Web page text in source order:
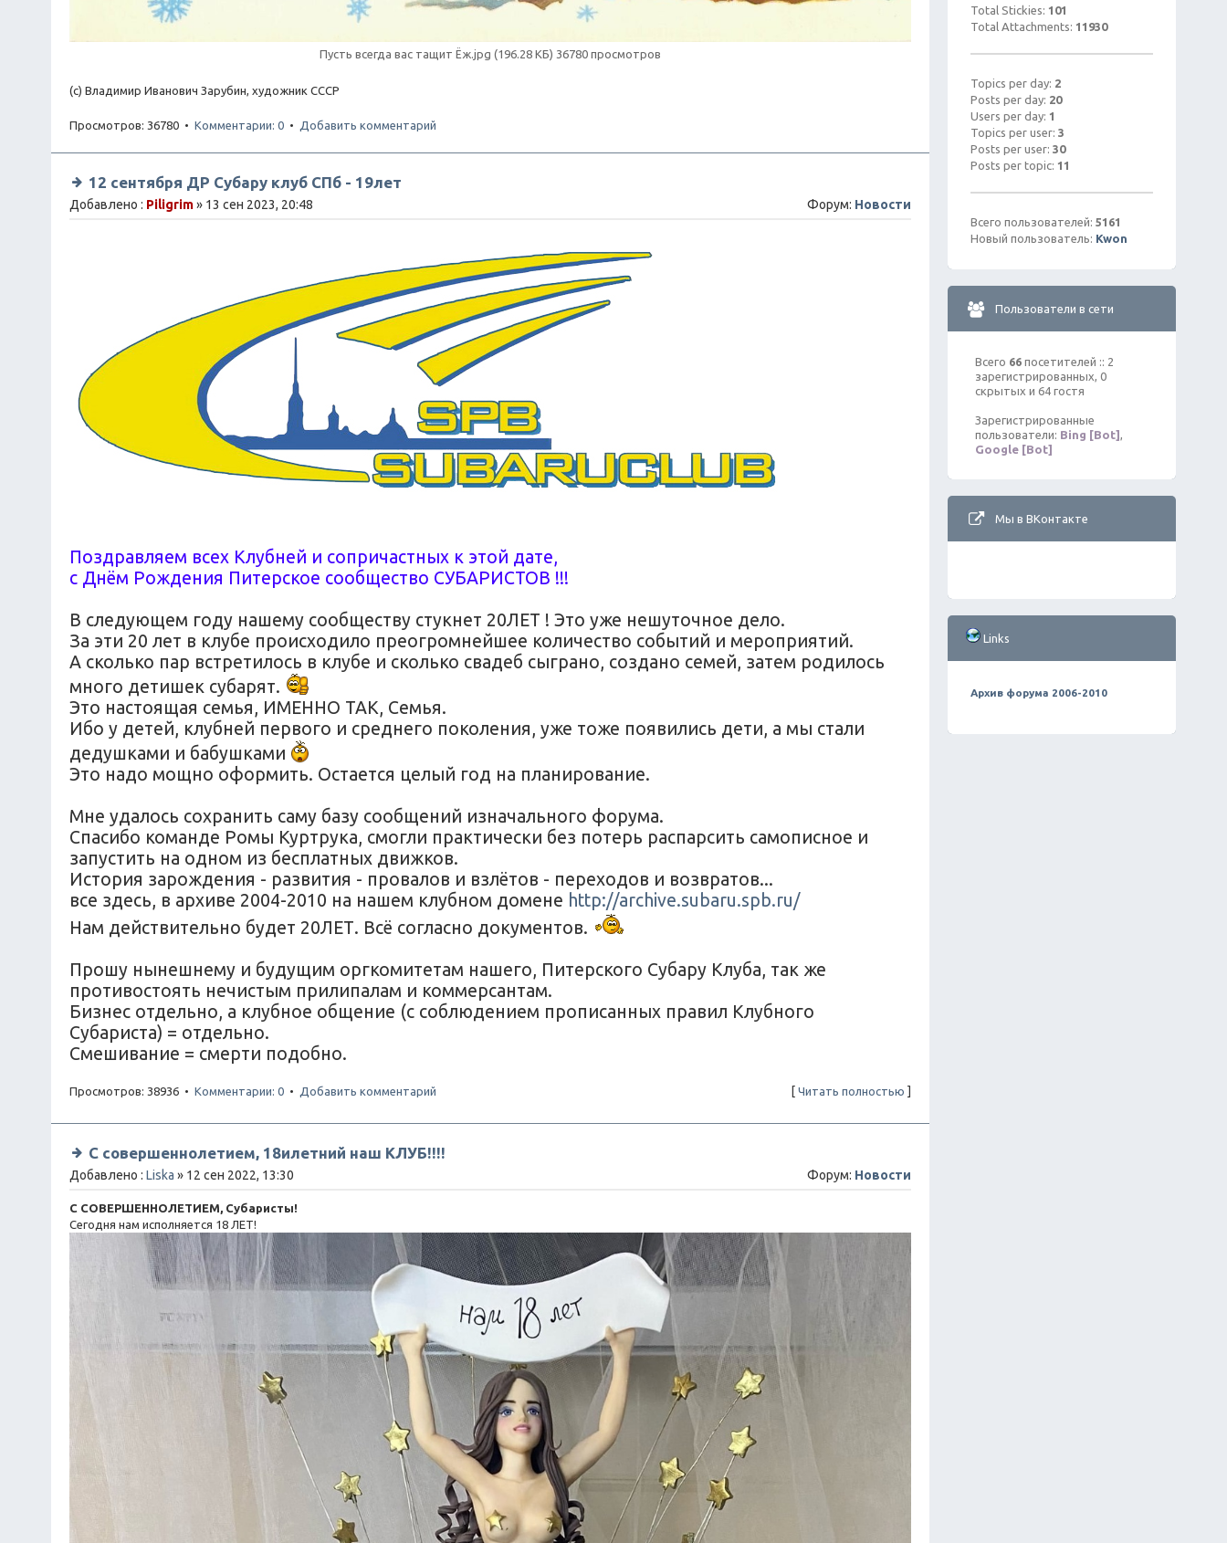
Пусть всегда вас тащит Ёж.jpg (196.28 КБ) 36780 просмотров
(с) Владимир Иванович Зарубин, художник СССР
Просмотров: 36780 • Комментарии: 0 • Добавить комментарий
12 сентября ДР Субару клуб СПб - 19лет
Добавлено : Piligrim» 13 сен 2023, 20:48 Форум: Новости
Поздравляем всех Клубней и сопричастных к этой дате,
с Днём Рождения Питерское сообщество СУБАРИСТОВ !!!
В следующем году нашему сообществу стукнет 20ЛЕТ ! Это уже нешуточное дело.
За эти 20 лет в клубе происходило преогромнейшее количество событий и мероприятий.
А сколько пар встретилось в клубе и сколько свадеб сыграно, создано семей, затем родилось
много детишек субарят.
Это настоящая семья, ИМЕННО ТАК, Семья.
Ибо у детей, клубней первого и среднего поколения, уже тоже появились дети, а мы стали
дедушками и бабушками
Это надо мощно оформить. Остается целый год на планирование.
Мне удалось сохранить саму базу сообщений изначального форума.
Спасибо команде Ромы Куртрука, смогли практически без потерь распарсить самописное и
запустить на одном из бесплатных движков.
История зарождения - развития - провалов и взлётов - переходов и возвратов...
все здесь, в архиве 2004-2010 на нашем клубном домене http://archive.subaru.spb.ru/
Нам действительно будет 20ЛЕТ. Всё согласно документов.
Прошу нынешнему и будущим оргкомитетам нашего, Питерского Субару Клуба, так же
противостоять нечистым прилипалам и коммерсантам.
Бизнес отдельно, а клубное общение (с соблюдением прописанных правил Клубного
Субариста) = отдельно.
Смешивание = смерти подобно.
Просмотров: 38936 • Комментарии: 0 • Добавить комментарий [ Читать полностью ]
С совершеннолетием, 18илетний наш КЛУБ!!!!
Добавлено : Liska » 12 сен 2022, 13:30 Форум: Новости
С СОВЕРШЕННОЛЕТИЕМ, Субаристы!
Сегодня нам исполняется 18 ЛЕТ!
Total Stickies: 101
Total Attachments: 11930
Topics per day: 2
Posts per day: 20
Users per day: 1
Topics per user: 3
Posts per user: 30
Posts per topic: 11
Всего пользователей: 5161
Новый пользователь: Kwon
Пользователи в сети
Всего 66 посетителей :: 2
зарегистрированных, 0
скрытых и 64 гостя
Зарегистрированные
пользователи: Bing [Bot] ,
Google [Bot]
Мы в ВКонтакте
Links
Архив форума 2006-2010